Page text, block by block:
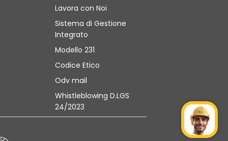
Lavora con Noi
Sistema di Gestione
Integrato
Modello 231
Codice Etico
Odv mail
Whistleblowing D.LGS
24/2023
Mr